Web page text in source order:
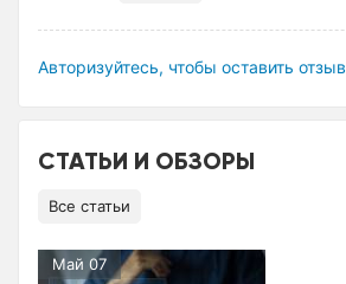
Авторизуйтесь, чтобы оставить отзыв
СТАТЬИ И ОБЗОРЫ
Все статьи
Май 07